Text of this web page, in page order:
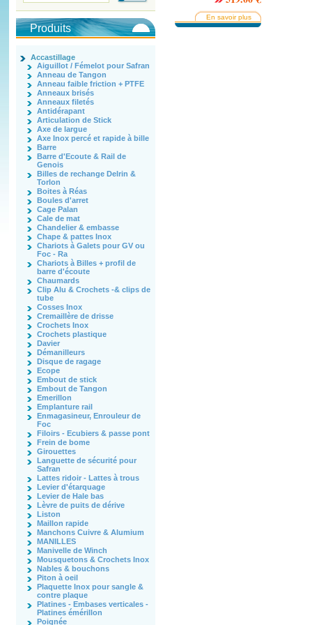
Produits
Accastillage
Aiguillot / Fémelot pour Safran
Anneau de Tangon
Anneau faible friction + PTFE
Anneaux brisés
Anneaux filetés
Antidérapant
Articulation de Stick
Axe de largue
Axe Inox percé et rapide à bille
Barre
Barre d'Ecoute & Rail de
Genois
Billes de rechange Delrin &
Torlon
Boites à Réas
Boules d'arret
Cage Palan
Cale de mat
Chandelier & embasse
Chape & pattes Inox
Chariots à Galets pour GV ou
Foc - Ra
Chariots à Billes + profil de
barre d'écoute
Chaumards
Clip Alu & Crochets -& clips de
tube
Cosses Inox
Cremaillère de drisse
Crochets Inox
Crochets plastique
Davier
Démanilleurs
Disque de ragage
Ecope
Embout de stick
Embout de Tangon
Emerillon
Emplanture rail
Enmagasineur, Enrouleur de
Foc
Filoirs - Ecubiers & passe pont
Frein de bome
Girouettes
Languette de sécurité pour
Safran
Lattes ridoir - Lattes à trous
Levier d'étarquage
Levier de Hale bas
Lèvre de puits de dérive
Liston
Maillon rapide
Manchons Cuivre & Alumium
MANILLES
Manivelle de Winch
Mousquetons & Crochets Inox
Nables & bouchons
Piton à oeil
Plaquette Inox pour sangle &
contre plaque
Platines - Embases verticales -
Platines émérillon
Poignée
En savoir plus